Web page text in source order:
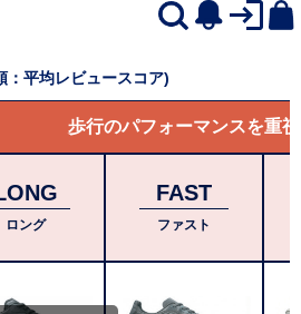
：平均レビュースコア)
歩行のパフォーマンスを重視
ロング
FAST
ファスト